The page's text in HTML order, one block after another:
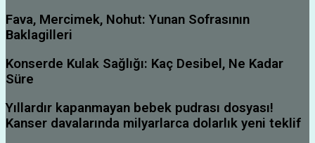
Fava, Mercimek, Nohut: Yunan Sofrasının
Baklagilleri
Konserde Kulak Sağlığı: Kaç Desibel, Ne Kadar
Süre
Yıllardır kapanmayan bebek pudrası dosyası!
Kanser davalarında milyarlarca dolarlık yeni teklif